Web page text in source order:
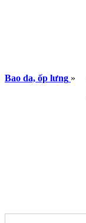
Bao da, ốp lưng »